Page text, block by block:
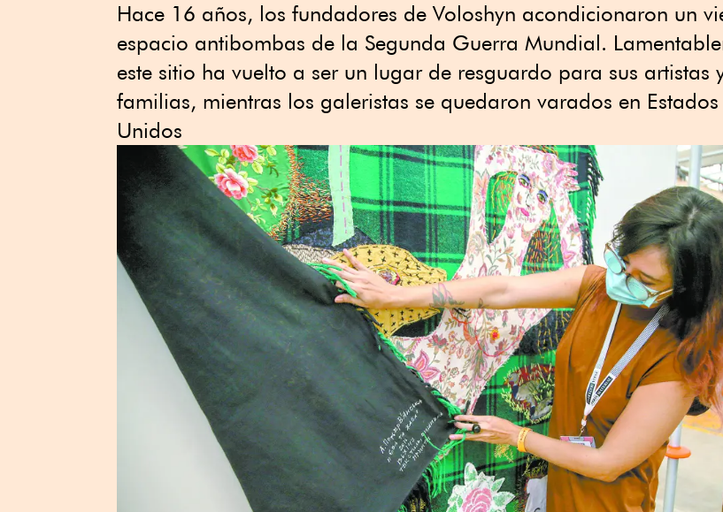
Hace 16 años, los fundadores de Voloshyn acondicionaron un
espacio antibombas de la Segunda Guerra Mundial.
este sitio ha vuelto a ser un lugar de resguardo para sus artistas
familias, mientras los galeristas se quedaron varados en Estados
Unidos